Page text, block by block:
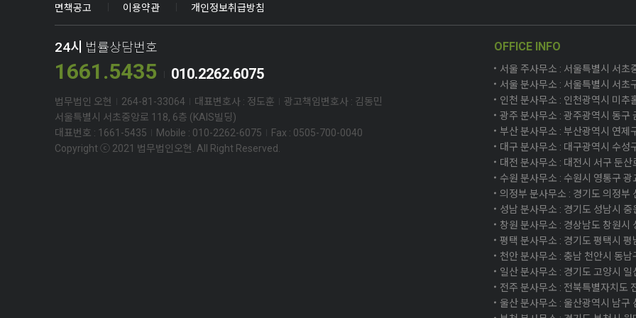
면책공고 이용약관 개인정보취급방침
24시 법률상담번호
1661.5435 010.2262.6075
법무법인 오현 264-81-33064 대표변호사 : 정도훈
광고책임변호사 : 김동민
서울특별시 서초중앙로 118, 6층 (KAIS빌딩)
대표번호 : 1661-5435
Mobile : 010-2262-6075
Fax : 0505-700-0040
Copyright ⓒ 2021 법무법인오현. All Right Reserved.
OFFICE INFO
서울 주사무소 : 서울특별시 서
서울 분사무소 : 서울특별시 서
인천 분사무소 : 인천광역시 미
광주 분사무소 : 광주광역시 동
부산 분사무소 : 부산광역시 연
대구 분사무소 : 대구광역시 수
대전 분사무소 : 대전시 서구 둔
수원 분사무소 : 수원시 영통구
의정부 분사무소 : 경기도 의정
성남 분사무소 : 경기도 성남시
창원 분사무소 : 경상남도 창원
평택 분사무소 : 경기도 평택시
천안 분사무소 : 충남 천안시 동
일산 분사무소 : 경기도 고양시
전주 분사무소 : 전북특별자치도
울산 분사무소 : 울산광역시 남